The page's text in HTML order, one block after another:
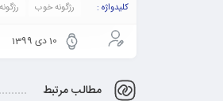
کلیدواژه : رژگونه خوب
10 دی 1399
مطالب مرتبط